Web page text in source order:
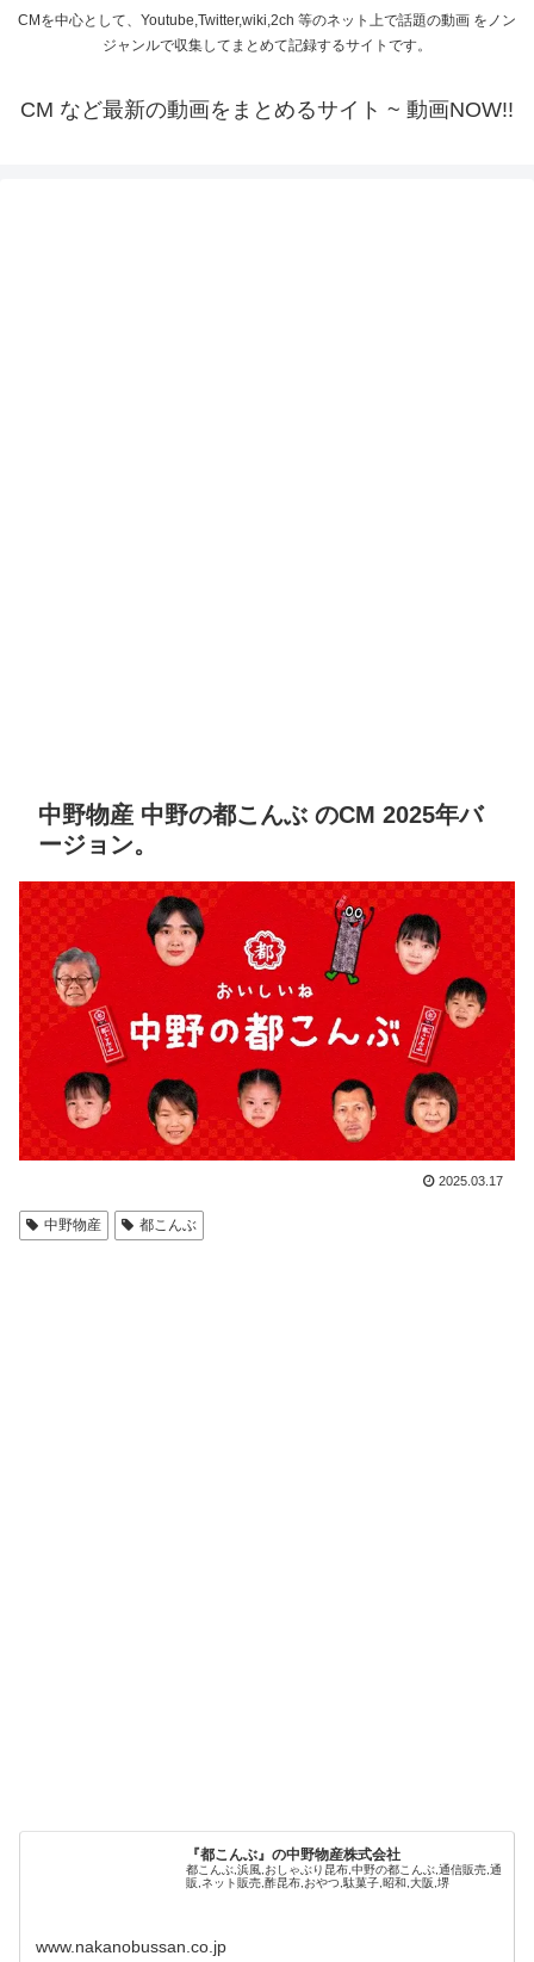
CMを中心として、Youtube,Twitter,wiki,2ch 等のネット上で話題の動画 をノン
ジャンルで収集してまとめて記録するサイトです。
CM など最新の動画をまとめるサイト ~ 動画NOW!!
中野物産 中野の都こんぶ のCM 2025年バ
ージョン。
2025.03.17
中野物産 都こんぶ
『都こんぶ』の中野物産株式会社
都こんぶ,浜風,おしゃぶり昆布,中野の都こんぶ,通信販売,通
販,ネット販売,酢昆布,おやつ,駄菓子,昭和,大阪,堺
www.nakanobussan.co.jp